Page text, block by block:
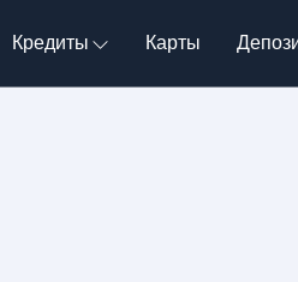
Кредиты Карты